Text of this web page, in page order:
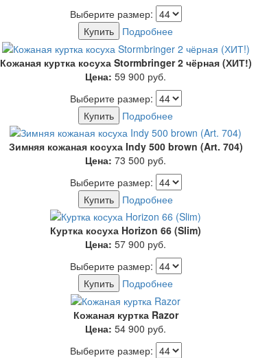
Выберите размер:
Купить
Подробнее
Кожаная куртка косуха Stormbringer 2 чёрная (ХИТ!)
Цена: 59 900 руб.
Выберите размер:
Купить
Подробнее
Зимняя кожаная косуха Indy 500 brown (Art. 704)
Цена: 73 500 руб.
Выберите размер:
Купить
Подробнее
Куртка косуха Horizon 66 (Slim)
Цена: 57 900 руб.
Выберите размер:
Купить
Подробнее
Кожаная куртка Razor
Цена: 54 900 руб.
Выберите размер: